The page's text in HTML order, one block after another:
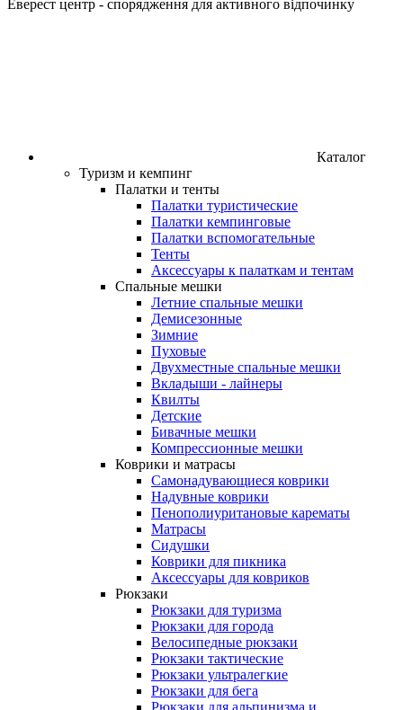
Еверест центр - спорядження для активного відпочинку
Каталог
Туризм и кемпинг
Палатки и тенты
Палатки туристические
Палатки кемпинговые
Палатки вспомогательные
Тенты
Аксессуары к палаткам и тентам
Спальные мешки
Летние спальные мешки
Демисезонные
Зимние
Пуховые
Двухместные спальные мешки
Вкладыши - лайнеры
Квилты
Детские
Бивачные мешки
Компрессионные мешки
Коврики и матрасы
Самонадувающиеся коврики
Надувные коврики
Пенополиуритановые карематы
Матрасы
Сидушки
Коврики для пикника
Аксессуары для ковриков
Рюкзаки
Рюкзаки для туризма
Рюкзаки для города
Велосипедные рюкзаки
Рюкзаки тактические
Рюкзаки ультралегкие
Рюкзаки для бега
Рюкзаки для альпинизма и